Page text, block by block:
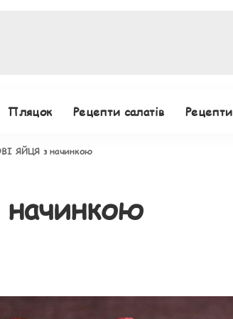
Пляцок Рецепти салатів Рецепти
ЯЙЦЯ з начинкою